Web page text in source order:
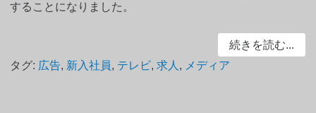
することになりました。
続きを読む...
タグ: 広告, 新入社員, テレビ,求人 , メディア